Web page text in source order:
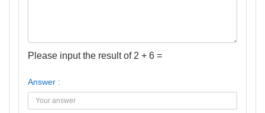
Please input the result of 2 + 6 =
Answer :